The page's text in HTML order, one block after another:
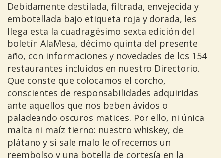
Debidamente destilada, filtrada, envejecida y
embotellada bajo etiqueta roja y dorada, les
llega esta la cuadragésimo sexta edición del
boletín AlaMesa, décimo quinta del presente
año, con informaciones y novedades de los 154
restaurantes incluidos en nuestro Directorio.
Que conste que colocamos el corcho,
conscientes de responsabilidades adquiridas
ante aquellos que nos beben ávidos o
paladeando oscuros matices. Por ello, ni única
malta ni maíz tierno: nuestro whiskey, de
plátano y si sale malo le ofrecemos un
reembolso y una botella de cortesía en la